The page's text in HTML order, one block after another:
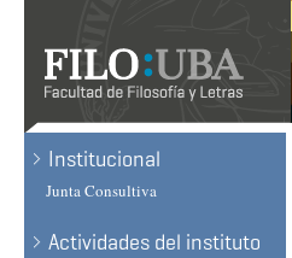
Institucional
Junta Consultiva
Actividades del instituto